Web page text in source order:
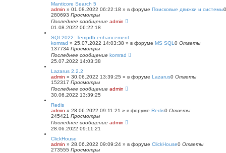
Manticore Search 5
admin » 01.08.2022 06:22:18 » в форуме Поисковые движки и системы0
280693 Просмотры
Последнее сообщение admin
01.08.2022 06:22:18
SQL2022: Tempdb enhancement
komrad » 25.07.2022 14:03:38 » в форуме MS SQL 0 Ответы
137734 Просмотры
Последнее сообщение komrad
25.07.2022 14:03:38
Lazarus 2.2.2
admin » 30.06.2022 13:39:25 » в форуме Lazarus0 Ответы
152317 Просмотры
Последнее сообщение admin
30.06.2022 13:39:25
Redis
admin » 28.06.2022 09:11:21 » в форуме Redis0 Ответы
245421 Просмотры
Последнее сообщение admin
28.06.2022 09:11:21
ClickHouse
admin » 28.06.2022 09:09:24 » в форуме ClickHouse0 Ответы
273555 Просмотры